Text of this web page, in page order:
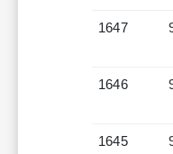
1647
1646
1645